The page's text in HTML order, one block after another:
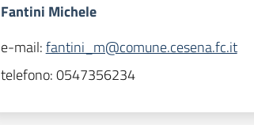
Fantini Michele
e-mail:fantini_m@comune.cesena.fc.it
telefono:0547356234